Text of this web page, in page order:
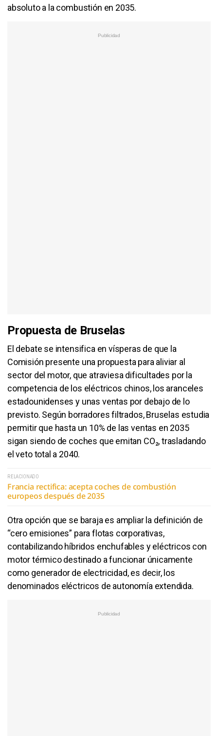
absoluto a la combustión en 2035.
Propuesta de Bruselas
El debate se intensifica en vísperas de que la
Comisión presente una propuesta para aliviar al
sector del motor, que atraviesa dificultades por la
competencia de los eléctricos chinos, los aranceles
estadounidenses y unas ventas por debajo de lo
previsto. Según borradores filtrados, Bruselas estudia
permitir que hasta un 10% de las ventas en 2035
sigan siendo de coches que emitan CO₂, trasladando
el veto total a 2040.
RELACIONADO
Francia rectifica: acepta coches de combustión
europeos después de 2035
Otra opción que se baraja es ampliar la definición de
“cero emisiones” para flotas corporativas,
contabilizando híbridos enchufables y eléctricos con
motor térmico destinado a funcionar únicamente
como generador de electricidad, es decir, los
denominados eléctricos de autonomía extendida.